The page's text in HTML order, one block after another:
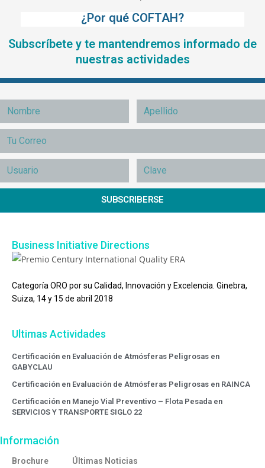
¿Por qué COFTAH?
Subscríbete y te mantendremos informado de
nuestras actividades
SUBSCRIBERSE
Business Initiative Directions
Categoría ORO por su Calidad, Innovación y Excelencia. Ginebra,
Suiza, 14 y 15 de abril 2018
Ultimas Actividades
Certificación en Evaluación de Atmósferas Peligrosas en
GABYCLAU
Certificación en Evaluación de Atmósferas Peligrosas en RAINCA
Certificación en Manejo Vial Preventivo – Flota Pesada en
SERVICIOS Y TRANSPORTE SIGLO 22
Información
Brochure Últimas Noticias